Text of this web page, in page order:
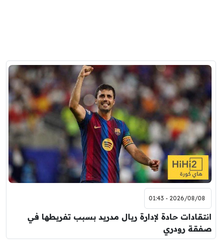
2026/08/08 - 01:43
انتقادات حادة لإدارة ريال مدريد بسبب تفريطها في
صفقة رودري